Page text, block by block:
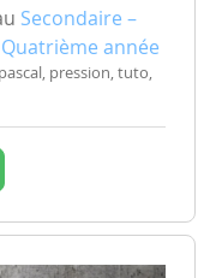
Secondaire –
année
pression, tuto,